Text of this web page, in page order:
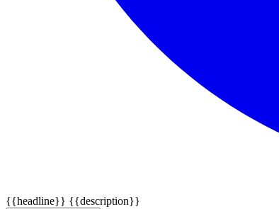
{{headline}} {{description}}